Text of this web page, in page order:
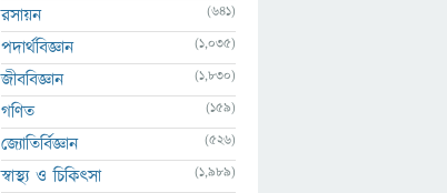
রসায়ন
(641)
পদার্থবিজ্ঞান (1,035)
জীববিজ্ঞান (1,830)
গণিত (159)
জ্যোতির্বিজ্ঞান (526)
স্বাস্থ্য ও চিকিৎসা (1,989)